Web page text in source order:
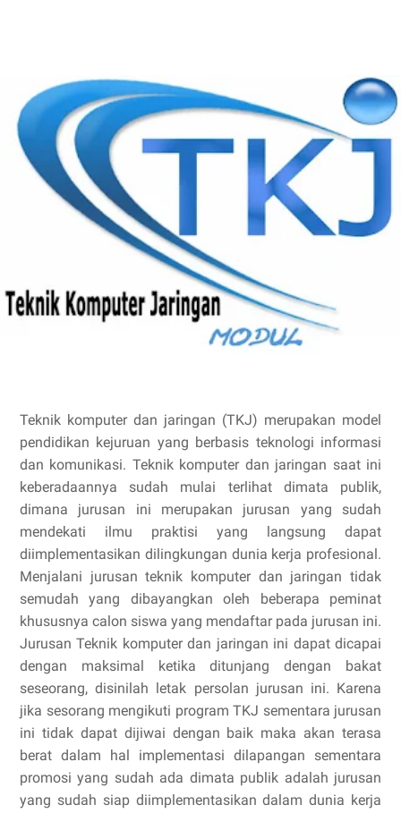
Teknik komputer dan jaringan (TKJ) merupakan model
pendidikan kejuruan yang berbasis teknologi informasi
dan komunikasi. Teknik komputer dan jaringan saat ini
keberadaannya sudah mulai terlihat dimata publik,
dimana jurusan ini merupakan jurusan yang sudah
mendekati ilmu praktisi yang langsung dapat
diimplementasikan dilingkungan dunia kerja profesional.
Menjalani jurusan teknik komputer dan jaringan tidak
semudah yang dibayangkan oleh beberapa peminat
khususnya calon siswa yang mendaftar pada jurusan ini.
Jurusan Teknik komputer dan jaringan ini dapat dicapai
dengan maksimal ketika ditunjang dengan bakat
seseorang, disinilah letak persolan jurusan ini. Karena
jika sesorang mengikuti program TKJ sementara jurusan
ini tidak dapat dijiwai dengan baik maka akan terasa
berat dalam hal implementasi dilapangan sementara
promosi yang sudah ada dimata publik adalah jurusan
yang sudah siap diimplementasikan dalam dunia kerja